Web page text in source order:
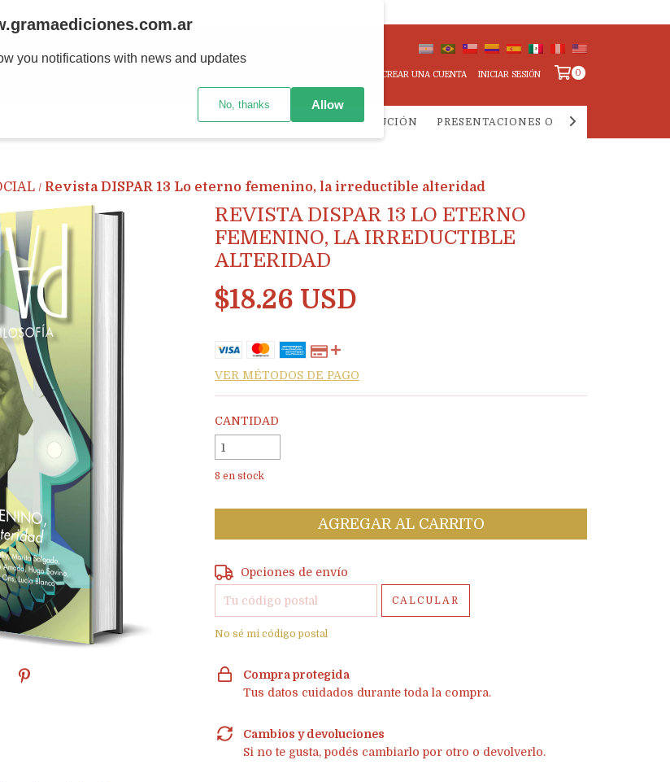
CREAR UNA CUENTA INICIAR SESIÓN 0
CÓMO COMPRAR LIBRERIA Y DISTRIBUCIÓN PRESENTACIONES ONLINE
/ Revista DISPAR 13 Lo eterno femenino, la irreductible alteridad
REVISTA DISPAR 13 LO ETERNO
FEMENINO, LA IRREDUCTIBLE
ALTERIDAD
$18.26 USD
VER MÉTODOS DE PAGO
CANTIDAD
8 en stock
Entregas para el CP:
Opciones de envío
CALCULAR
No sé mi código postal
Compra protegida
Tus datos cuidados durante toda la compra.
Cambios y devoluciones
Si no te gusta, podés cambiarlo por otro o devolverlo.
you notifications with news and updates
No, thanks Allow